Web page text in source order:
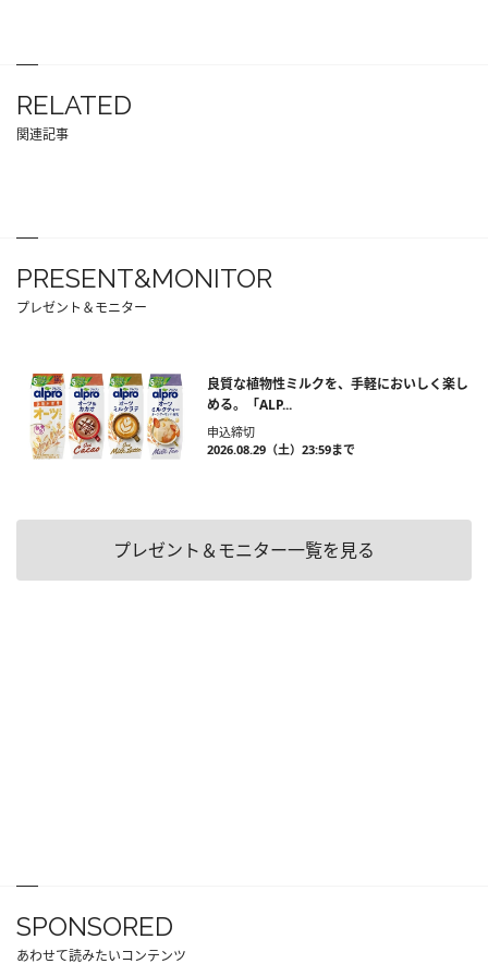
RELATED
関連記事
PRESENT&MONITOR
プレゼント＆モニター
良質な植物性ミルクを、手軽においしく楽し
める。「ALP...
申込締切
2026.08.29（土）23:59まで
プレゼント＆モニター一覧を見る
SPONSORED
あわせて読みたいコンテンツ